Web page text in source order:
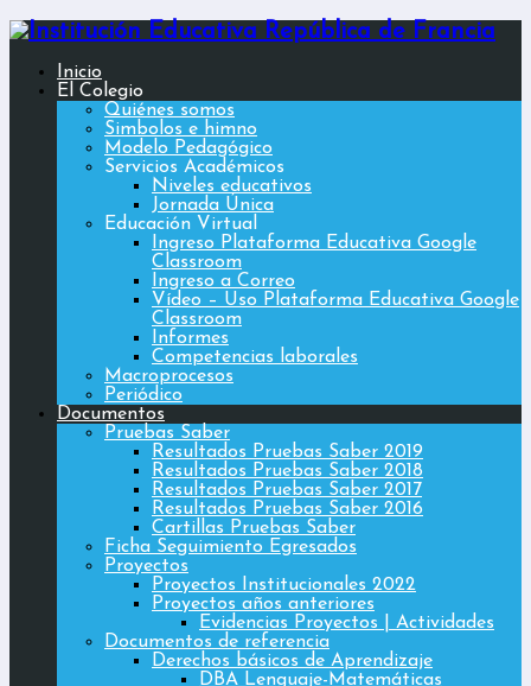
Inicio
El Colegio
Quiénes somos
Simbolos e himno
Modelo Pedagógico
Servicios Académicos
Niveles educativos
Jornada Única
Educación Virtual
Ingreso Plataforma Educativa Google
Classroom
Ingreso a Correo
Vídeo – Uso Plataforma Educativa Google
Classroom
Informes
Competencias laborales
Macroprocesos
Periódico
Documentos
Pruebas Saber
Resultados Pruebas Saber 2019
Resultados Pruebas Saber 2018
Resultados Pruebas Saber 2017
Resultados Pruebas Saber 2016
Cartillas Pruebas Saber
Ficha Seguimiento Egresados
Proyectos
Proyectos Institucionales 2022
Proyectos años anteriores
Evidencias Proyectos | Actividades
Documentos de referencia
Derechos básicos de Aprendizaje
DBA Lenguaje-Matemáticas